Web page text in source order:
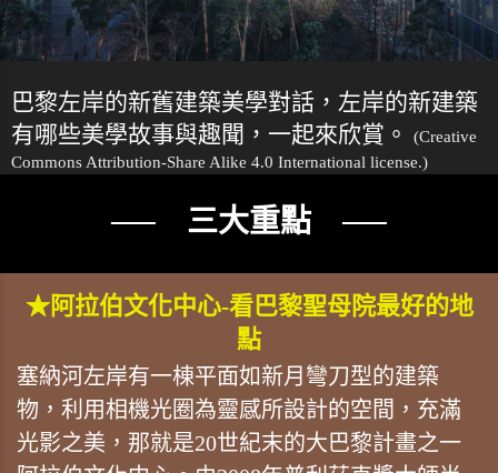
巴黎左岸的新舊建築美學對話，左岸的新建築
有哪些美學故事與趣聞，一起來欣賞。
(Creative
Commons Attribution-Share Alike 4.0 International license.)
── 三大重點 ──
★阿拉伯文化中心-看巴黎聖母院最好的地
點
塞納河左岸有一棟平面如新月彎刀型的建築
物，利用相機光圈為靈感所設計的空間，充滿
光影之美，那就是20世紀末的大巴黎計畫之一